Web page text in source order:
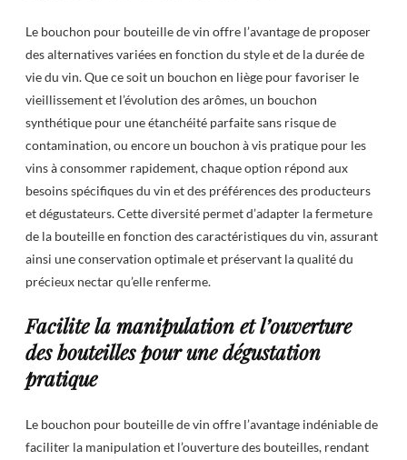
Le bouchon pour bouteille de vin offre l’avantage de proposer
des alternatives variées en fonction du style et de la durée de
vie du vin. Que ce soit un bouchon en liège pour favoriser le
vieillissement et l’évolution des arômes, un bouchon
synthétique pour une étanchéité parfaite sans risque de
contamination, ou encore un bouchon à vis pratique pour les
vins à consommer rapidement, chaque option répond aux
besoins spécifiques du vin et des préférences des producteurs
et dégustateurs. Cette diversité permet d’adapter la fermeture
de la bouteille en fonction des caractéristiques du vin, assurant
ainsi une conservation optimale et préservant la qualité du
précieux nectar qu’elle renferme.
Facilite la manipulation et l’ouverture
des bouteilles pour une dégustation
pratique
Le bouchon pour bouteille de vin offre l’avantage indéniable de
faciliter la manipulation et l’ouverture des bouteilles, rendant